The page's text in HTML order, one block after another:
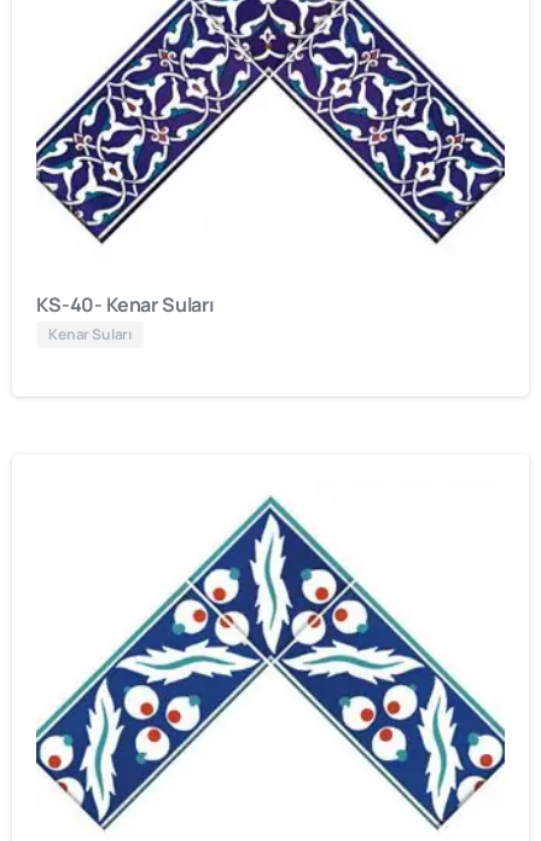
KS-40- Kenar Suları
Kenar Suları